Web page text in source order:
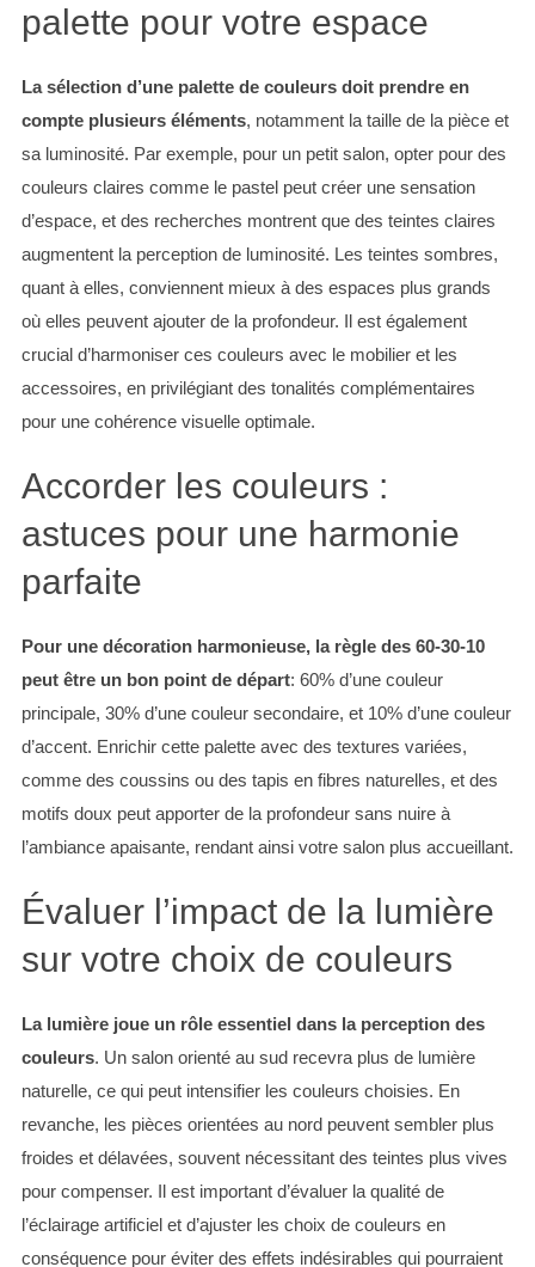
palette pour votre espace
La sélection d’une palette de couleurs doit prendre en
compte plusieurs éléments, notamment la taille de la pièce et
sa luminosité. Par exemple, pour un petit salon, opter pour des
couleurs claires comme le pastel peut créer une sensation
d’espace, et des recherches montrent que des teintes claires
augmentent la perception de luminosité. Les teintes sombres,
quant à elles, conviennent mieux à des espaces plus grands
où elles peuvent ajouter de la profondeur. Il est également
crucial d’harmoniser ces couleurs avec le mobilier et les
accessoires, en privilégiant des tonalités complémentaires
pour une cohérence visuelle optimale.
Accorder les couleurs :
astuces pour une harmonie
parfaite
Pour une décoration harmonieuse, la règle des 60-30-10
peut être un bon point de départ: 60% d’une couleur
principale, 30% d’une couleur secondaire, et 10% d’une couleur
d’accent. Enrichir cette palette avec des textures variées,
comme des coussins ou des tapis en fibres naturelles, et des
motifs doux peut apporter de la profondeur sans nuire à
l’ambiance apaisante, rendant ainsi votre salon plus accueillant.
Évaluer l’impact de la lumière
sur votre choix de couleurs
La lumière joue un rôle essentiel dans la perception des
couleurs. Un salon orienté au sud recevra plus de lumière
naturelle, ce qui peut intensifier les couleurs choisies. En
revanche, les pièces orientées au nord peuvent sembler plus
froides et délavées, souvent nécessitant des teintes plus vives
pour compenser. Il est important d’évaluer la qualité de
l’éclairage artificiel et d’ajuster les choix de couleurs en
conséquence pour éviter des effets indésirables qui pourraient
a
r
c
o
r